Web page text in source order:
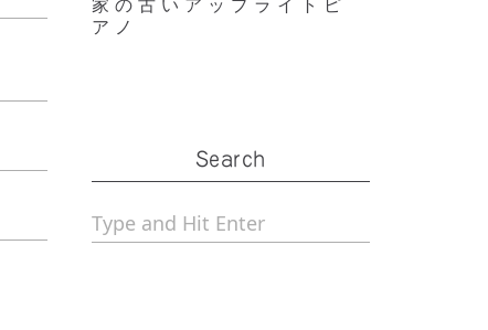
アノ
Search